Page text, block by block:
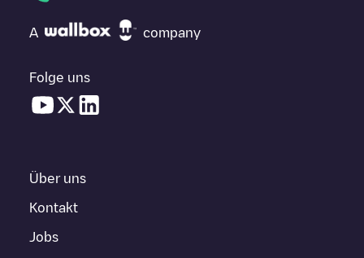
A company
Folge uns
Über uns
Kontakt
Jobs